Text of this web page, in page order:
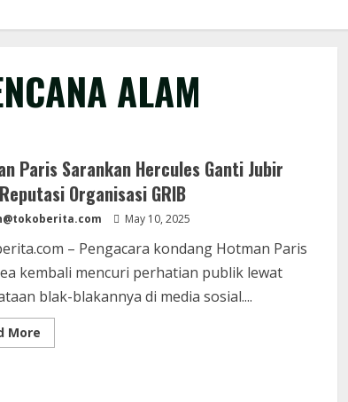
ALAM
Paris Sarankan Hercules Ganti Jubir
Organisasi GRIB
May 10, 2025
– Pengacara kondang Hotman Paris
kembali mencuri perhatian publik lewat
blak-blakannya di media sosial....
MoreRead
more